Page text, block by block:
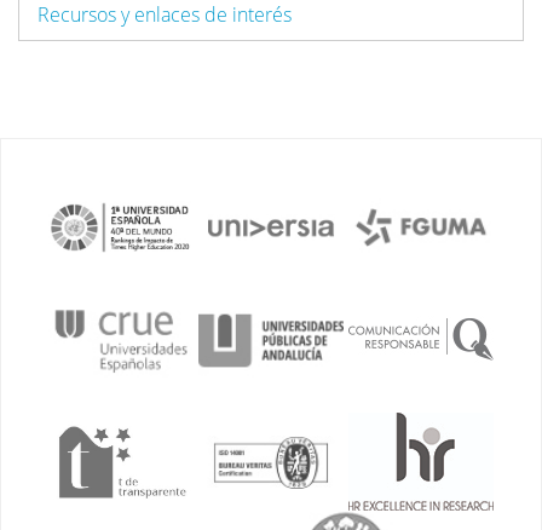
Recursos y enlaces de interés